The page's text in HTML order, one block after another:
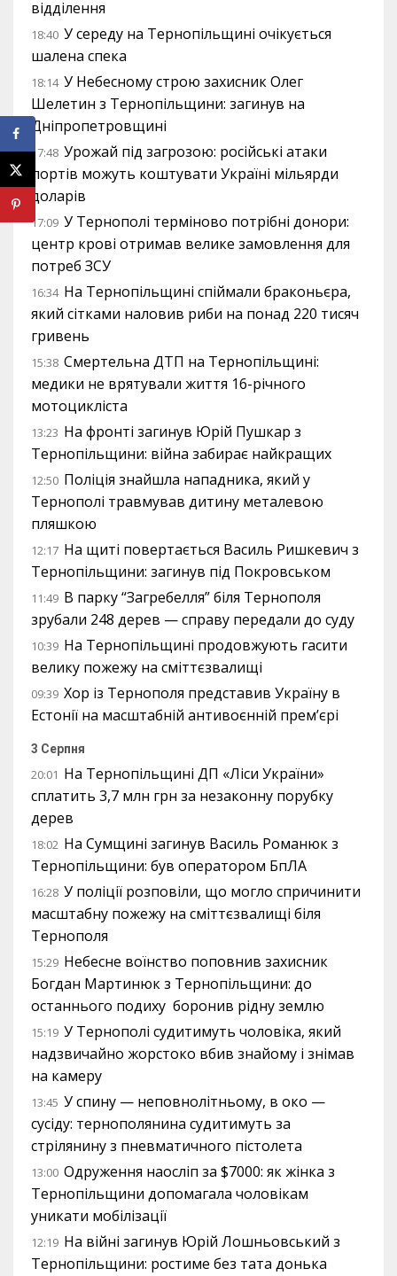
відділення
18:40 У середу на Тернопільщині очікується
шалена спека
18:14 У Небесному строю захисник Олег
Шелетин з Тернопільщини: загинув на
Дніпропетровщині
17:48 Урожай під загрозою: російські атаки
портів можуть коштувати Україні мільярди
доларів
17:09 У Тернополі терміново потрібні донори:
центр крові отримав велике замовлення для
потреб ЗСУ
16:34 На Тернопільщині спіймали браконьєра,
який сітками наловив риби на понад 220 тисяч
гривень
15:38 Смертельна ДТП на Тернопільщині:
медики не врятували життя 16-річного
мотоцикліста
13:23 На фронті загинув Юрій Пушкар з
Тернопільщини: війна забирає найкращих
12:50 Поліція знайшла нападника, який у
Тернополі травмував дитину металевою
пляшкою
12:17 На щиті повертається Василь Ришкевич з
Тернопільщини: загинув під Покровськом
11:49 В парку “Загребелля” біля Тернополя
зрубали 248 дерев — справу передали до суду
10:39 На Тернопільщині продовжують гасити
велику пожежу на сміттєзвалищі
09:39 Хор із Тернополя представив Україну в
Естонії на масштабній антивоєнній прем’єрі
3 Серпня
20:01 На Тернопільщині ДП «Ліси України»
сплатить 3,7 млн грн за незаконну порубку
дерев
18:02 На Сумщині загинув Василь Романюк з
Тернопільщини: був оператором БпЛА
16:28 У поліції розповіли, що могло спричинити
масштабну пожежу на сміттєзвалищі біля
Тернополя
15:29 Небесне воїнство поповнив захисник
Богдан Мартинюк з Тернопільщини: до
останнього подиху боронив рідну землю
15:19 У Тернополі судитимуть чоловіка, який
надзвичайно жорстоко вбив знайому і знімав
на камеру
13:45 У спину — неповнолітньому, в око —
сусіду: тернополянина судитимуть за
стрілянину з пневматичного пістолета
13:00 Одруження наосліп за $7000: як жінка з
Тернопільщини допомагала чоловікам
уникати мобілізації
12:19 На війні загинув Юрій Лошньовський з
Тернопільщини: ростиме без тата донька